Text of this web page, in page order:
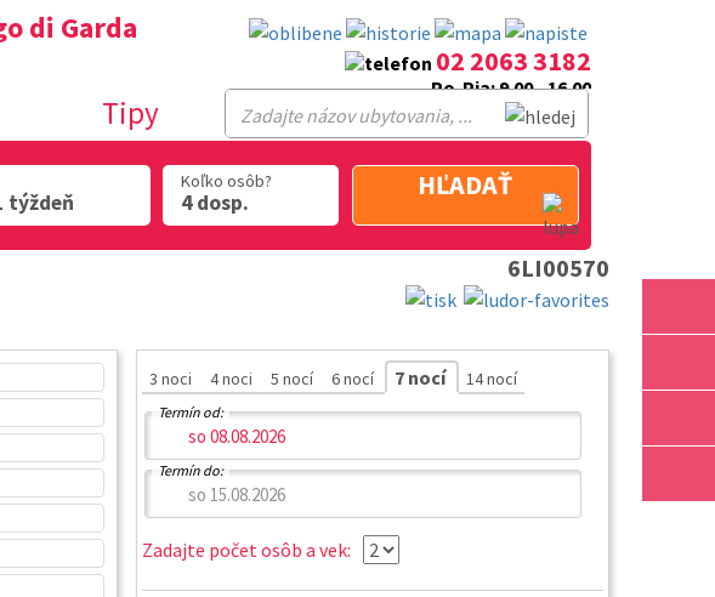
di Garda
02 2063 3182
Po-Pia: 9.00 - 16.00
Tipy
týždeň
Koľko osôb?
4 dosp.
HĽADAŤ
6LI00570
3 noci 4 noci 5 nocí 6 nocí 7 nocí 14 nocí
Termín od:
Termín do:
Zadajte počet osôb a vek: